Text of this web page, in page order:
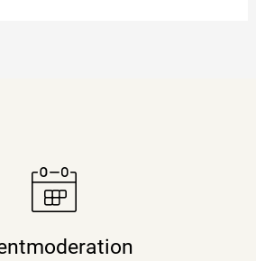
Stein verbindet charmant und
mit den Themen